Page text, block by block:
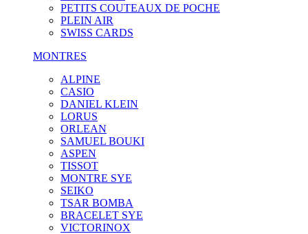
PETITS COUTEAUX DE POCHE
PLEIN AIR
SWISS CARDS
MONTRES
ALPINE
CASIO
DANIEL KLEIN
LORUS
ORLEAN
SAMUEL BOUKI
ASPEN
TISSOT
MONTRE SYE
SEIKO
TSAR BOMBA
BRACELET SYE
VICTORINOX